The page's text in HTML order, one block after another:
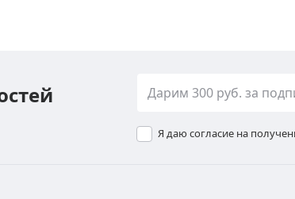
Я даю согласие на